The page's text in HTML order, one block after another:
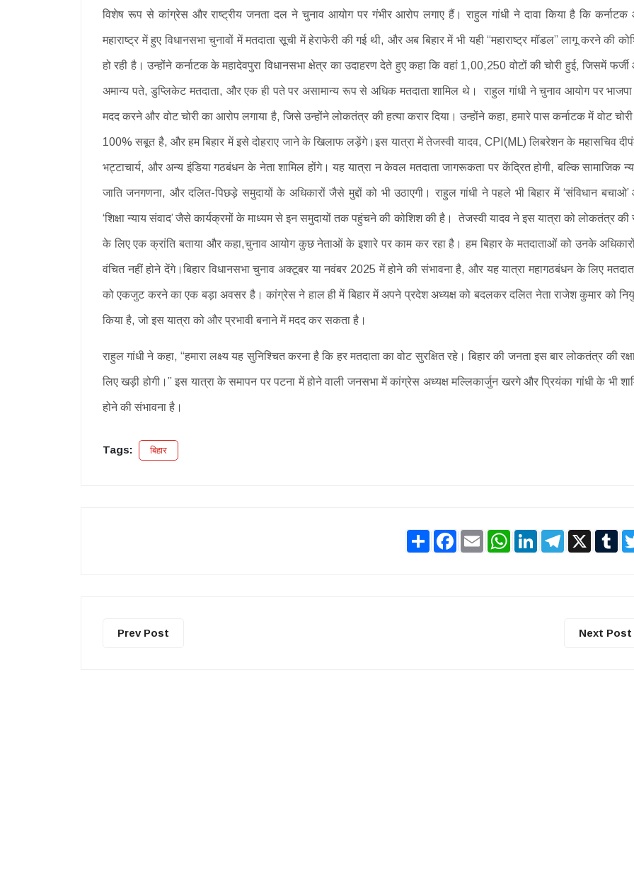
विशेष रूप से कांग्रेस और राष्ट्रीय जनता दल ने चुनाव आयोग पर गंभीर आरोप लगाए हैं। राहुल गांधी ने दावा किया है कि
महाराष्ट्र में हुए विधानसभा चुनावों में मतदाता सूची में हेराफेरी की गई थी, और अब बिहार में भी यही “महाराष्ट्र मॉडल” लागू करने की
हो रही है। उन्होंने कर्नाटक के महादेवपुरा विधानसभा क्षेत्र का उदाहरण देते हुए कहा कि वहां 1,00,250 वोटों की चोरी हुई, जिसमें
अमान्य पते, डुप्लिकेट मतदाता, और एक ही पते पर असामान्य रूप से अधिक मतदाता शामिल थे। राहुल गांधी ने चुनाव आयोग पर
मदद करने और वोट चोरी का आरोप लगाया है, जिसे उन्होंने लोकतंत्र की हत्या करार दिया। उन्होंने कहा, हमारे पास कर्नाटक में वोट
100% सबूत है, और हम बिहार में इसे दोहराए जाने के खिलाफ लड़ेंगे।इस यात्रा में तेजस्वी यादव, CPI(ML) लिबरेशन के महासचिव
भट्टाचार्य, और अन्य इंडिया गठबंधन के नेता शामिल होंगे। यह यात्रा न केवल मतदाता जागरूकता पर केंद्रित होगी, बल्कि सामाजिक
जाति जनगणना, और दलित-पिछड़े समुदायों के अधिकारों जैसे मुद्दों को भी उठाएगी। राहुल गांधी ने पहले भी बिहार में ‘संविधान
‘शिक्षा न्याय संवाद’ जैसे कार्यक्रमों के माध्यम से इन समुदायों तक पहुंचने की कोशिश की है। तेजस्वी यादव ने इस यात्रा को लोकतंत्र की
के लिए एक क्रांति बताया और कहा,चुनाव आयोग कुछ नेताओं के इशारे पर काम कर रहा है। हम बिहार के मतदाताओं को उनके
वंचित नहीं होने देंगे।बिहार विधानसभा चुनाव अक्टूबर या नवंबर 2025 में होने की संभावना है, और यह यात्रा महागठबंधन के लिए
को एकजुट करने का एक बड़ा अवसर है। कांग्रेस ने हाल ही में बिहार में अपने प्रदेश अध्यक्ष को बदलकर दलित नेता राजेश कुमार को
किया है, जो इस यात्रा को और प्रभावी बनाने में मदद कर सकता है।
राहुल गांधी ने कहा, “हमारा लक्ष्य यह सुनिश्चित करना है कि हर मतदाता का वोट सुरक्षित रहे। बिहार की जनता इस बार लोकतंत्र की
लिए खड़ी होगी।” इस यात्रा के समापन पर पटना में होने वाली जनसभा में कांग्रेस अध्यक्ष मल्लिकार्जुन खरगे और प्रियंका गांधी के भी
होने की संभावना है।
Tags: बिहार
Share Facebook
Email WhatsApp
LinkedInTelegram
X
Prev Post Next Post